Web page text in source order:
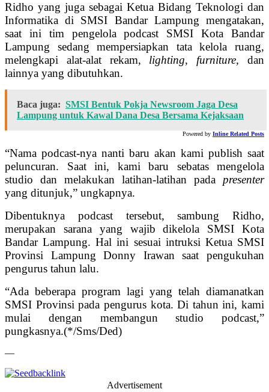
Ridho yang juga sebagai Ketua Bidang Teknologi dan
Informatika di SMSI Bandar Lampung mengatakan,
saat ini tim pengelola podcast SMSI Kota Bandar
Lampung sedang mempersiapkan tata kelola ruang,
melengkapi alat-alat rekam, lighting, furniture, dan
lainnya yang dibutuhkan.
Baca juga: SMSI Bentuk Pokja Newsroom Jaga Desa
Lampung untuk Kawal Dana Desa Bersama Kejaksaan
Powered by Inline Related Posts
“Nama podcast-nya nanti baru akan kami publish saat
peluncuran. Saat ini, kami baru sebatas mengelola
studio dan melakukan latihan-latihan pada presenter
yang ditunjuk,” ungkapnya.
Dibentuknya podcast tersebut, sambung Ridho,
merupakan sarana yang wajib dikelola SMSI Kota
Bandar Lampung. Hal ini sesuai intruksi Ketua SMSI
Provinsi Lampung Donny Irawan saat pengukuhan
pengurus tahun lalu.
“Ada beberapa program lagi yang telah diamanatkan
SMSI Provinsi pada pengurus kota. Di tahun ini, kami
mulai dengan membangun studio podcast,”
pungkasnya.(*/Sms/Ded)
—
Advertisement